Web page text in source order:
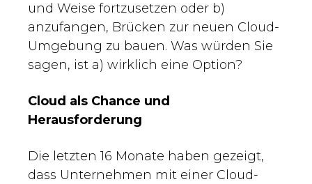
und Weise fortzusetzen oder b)
anzufangen, Brücken zur neuen Cloud-
Umgebung zu bauen. Was würden Sie
sagen, ist a) wirklich eine Option?
Cloud als Chance und
Herausforderung
Die letzten 16 Monate haben gezeigt,
dass Unternehmen mit einer Cloud-